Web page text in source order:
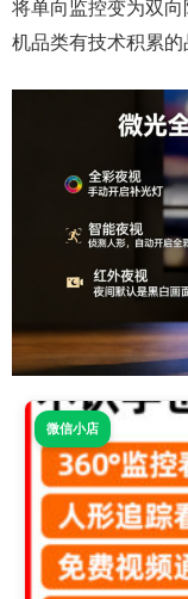
将单向监控变为双
机品类有技术积累的
微信小店